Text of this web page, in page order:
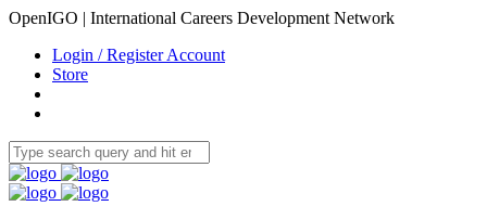
OpenIGO | International Careers Development Network
Login / Register Account
Store